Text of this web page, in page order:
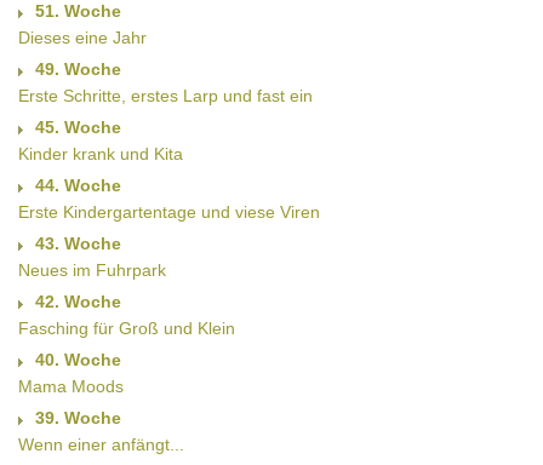
51. Woche
Dieses eine Jahr
49. Woche
Erste Schritte, erstes Larp und fast ein
45. Woche
Kinder krank und Kita
44. Woche
Erste Kindergartentage und viese Viren
43. Woche
Neues im Fuhrpark
42. Woche
Fasching für Groß und Klein
40. Woche
Mama Moods
39. Woche
Wenn einer anfängt...